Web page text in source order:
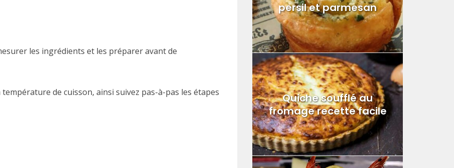
les ingrédients et les préparer avant de
de cuisson, ainsi suivez pas-à-pas les étapes
persil et parmesan
Quiche soufflé au
fromage recette facile